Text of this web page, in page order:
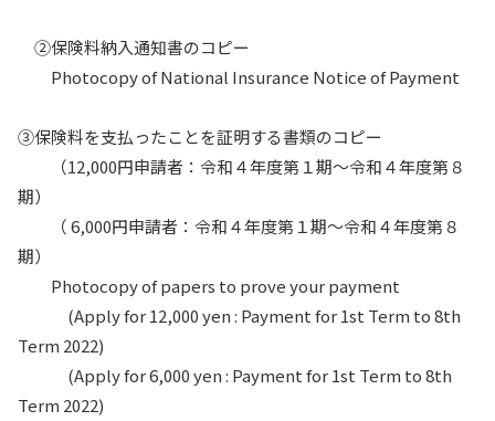
②保険料納入通知書のコピー
Photocopy of National Insurance Notice of Payment
③保険料を支払ったことを証明する書類のコピー
（12,000円申請者：令和４年度第１期～令和４年度第８
期）
（ 6,000円申請者：令和４年度第１期～令和４年度第８
期）
Photocopy of papers to prove your payment
(Apply for 12,000 yen : Payment for 1st Term to 8th
Term 2022)
(Apply for 6,000 yen : Payment for 1st Term to 8th
Term 2022)